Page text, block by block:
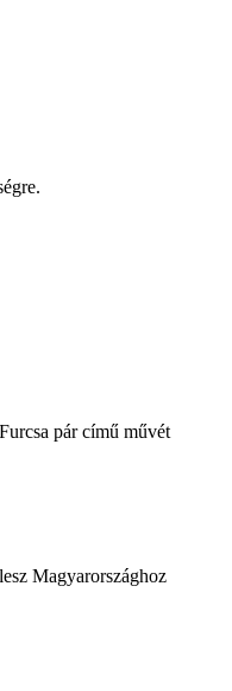
pár című művét
Magyarországhoz